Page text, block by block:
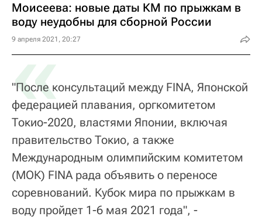
Моисеева: новые даты КМ по прыжкам в
воду неудобны для сборной России
9 апреля 2021, 20:27
«
"После консультаций между FINA, Японской
федерацией плавания, оргкомитетом
Токио-2020, властями Японии, включая
правительство Токио, а также
Международным олимпийским комитетом
(МОК) FINA рада объявить о переносе
соревнований. Кубок мира по прыжкам в
воду пройдет 1-6 мая 2021 года", -